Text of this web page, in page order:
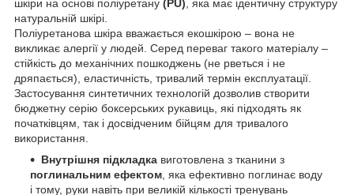
шкіри на основі поліуретану (PU) , яка має ідентичну структуру
натуральній шкірі.
Поліуретанова шкіра вважається екошкірою – вона не
викликає алергії у людей. Серед переваг такого матеріалу –
стійкість до механічних пошкоджень (не рветься і не
дряпається), еластичність, тривалий термін експлуатації.
Застосування синтетичних технологій дозволив створити
бюджетну серію боксерських рукавиць, які підходять як
початківцям, так і досвідченим бійцям для тривалого
використання.
Внутрішня підкладка виготовлена з тканини з
поглинальним ефектом , яка ефективно поглинає воду
і тому, руки навіть при великій кількості тренувань